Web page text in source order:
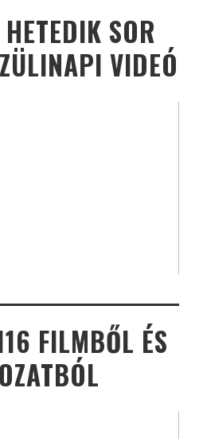
SOR
VIDEÓ
FILMBŐL ÉS